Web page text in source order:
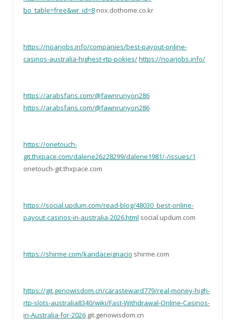
bo_table=free&wr_id=8 nox.dothome.co.kr
https://noarjobs.info/companies/best-payout-online-
casinos-australia-highest-rtp-pokies/https://noarjobs.info/
https://arabsfans.com/@fawnrunyon286
https://arabsfans.com/@fawnrunyon286
https://onetouch-
git.thxpace.com/dalene26z28299/dalene1981/-/issues/1
onetouch-git.thxpace.com
https://social.updum.com/read-blog/48030_best-online-
payout-casinos-in-australia-2026.html social.updum.com
https://shirme.com/kandaceignacio shirme.com
https://git.genowisdom.cn/carasteward779/real-money-high-
rtp-slots-australia8340/wiki/Fast-Withdrawal-Online-Casinos-
in-Australia-for-2026 git.genowisdom.cn